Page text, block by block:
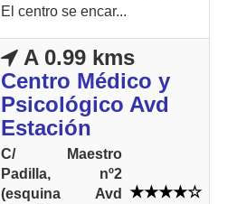
El centro se encar...
A 0.99 kms
Centro Médico y
Psicológico Avd
Estación
C/ Maestro
Padilla, nº2
(esquina Avd